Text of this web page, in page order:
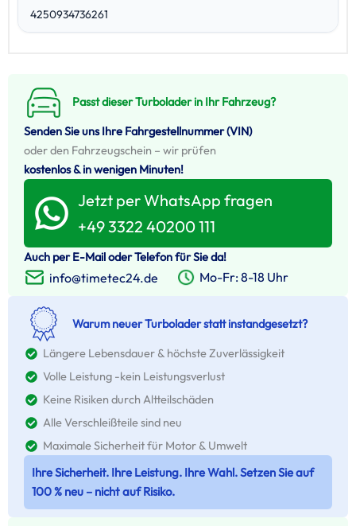
4250934736261
Passt dieser Turbolader in Ihr Fahrzeug?
Senden Sie uns Ihre Fahrgestellnummer (VIN)
oder den Fahrzeugschein – wir prüfen
kostenlos & in wenigen Minuten!
Jetzt per WhatsApp fragen
+49 3322 40200 111
Auch per E-Mail oder Telefon für Sie da!
info@timetec24.de Mo-Fr: 8-18 Uhr
Warum neuer Turbolader statt instandgesetzt?
Längere Lebensdauer & höchste Zuverlässigkeit
Volle Leistung -kein Leistungsverlust
Keine Risiken durch Altteilschäden
Alle Verschleißteile sind neu
Maximale Sicherheit für Motor & Umwelt
Ihre Sicherheit. Ihre Leistung. Ihre Wahl. Setzen Sie auf
100 % neu – nicht auf Risiko.